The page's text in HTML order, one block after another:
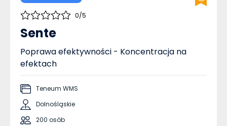
0/5
Sente
Poprawa efektywności - Koncentracja na
efektach
Teneum WMS
Dolnośląskie
200 osób